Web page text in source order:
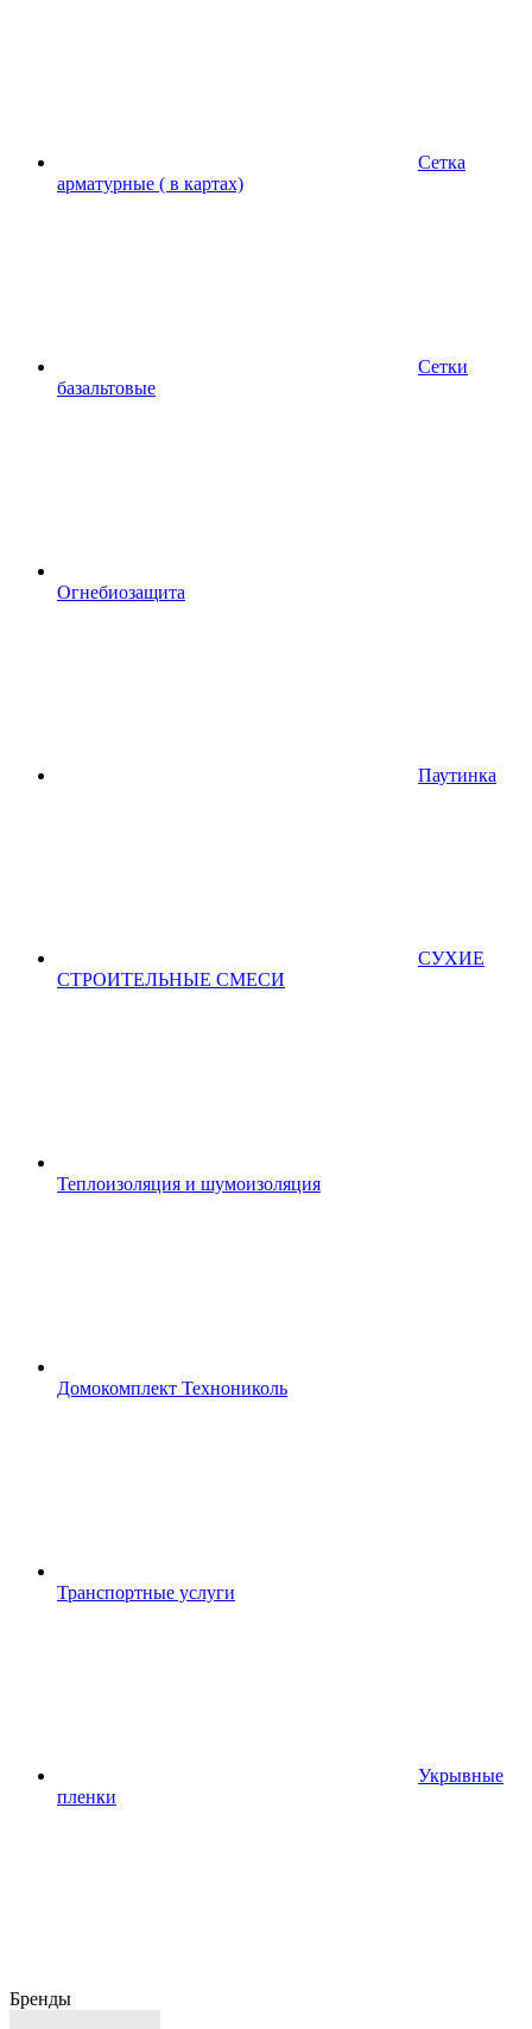
Сетка
арматурные ( в картах)
Сетки
базальтовые
Огнебиозащита
Паутинка
СУХИЕ
СТРОИТЕЛЬНЫЕ СМЕСИ
Теплоизоляция и шумоизоляция
Домокомплект Технониколь
Транспортные услуги
Укрывные
пленки
Бренды